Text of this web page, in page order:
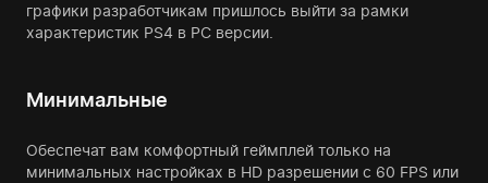
графики разработчикам пришлось выйти за рамки
характеристик PS4 в PC версии.
Минимальные
Обеспечат вам комфортный геймплей только на
минимальных настройках в HD разрешении с 60 FPS или